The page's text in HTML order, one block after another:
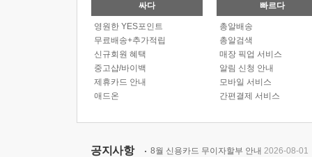
싸다
영원한 YES포인트
무료배송+추가적립
신규회원 혜택
중고샵/바이백
제휴카드 안내
애드온
빠르다
총알배송
총알검색
매장 픽업 서비스
알림 신청 안내
모바일 서비스
간편결제 서비스
공지사항 8월 신용카드 무이자할부 안내 2026-08-01